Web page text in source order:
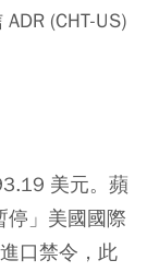
(CHT-US)
美元。蘋
停」美國國際
口禁令，此